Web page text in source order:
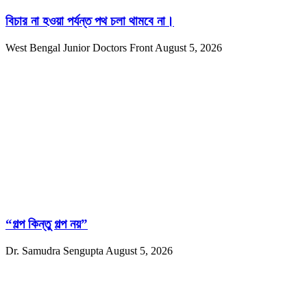
বিচার না হওয়া পর্যন্ত পথ চলা থামবে না।
West Bengal Junior Doctors Front August 5, 2026
“গল্প কিন্তু গল্প নয়”
Dr. Samudra Sengupta August 5, 2026